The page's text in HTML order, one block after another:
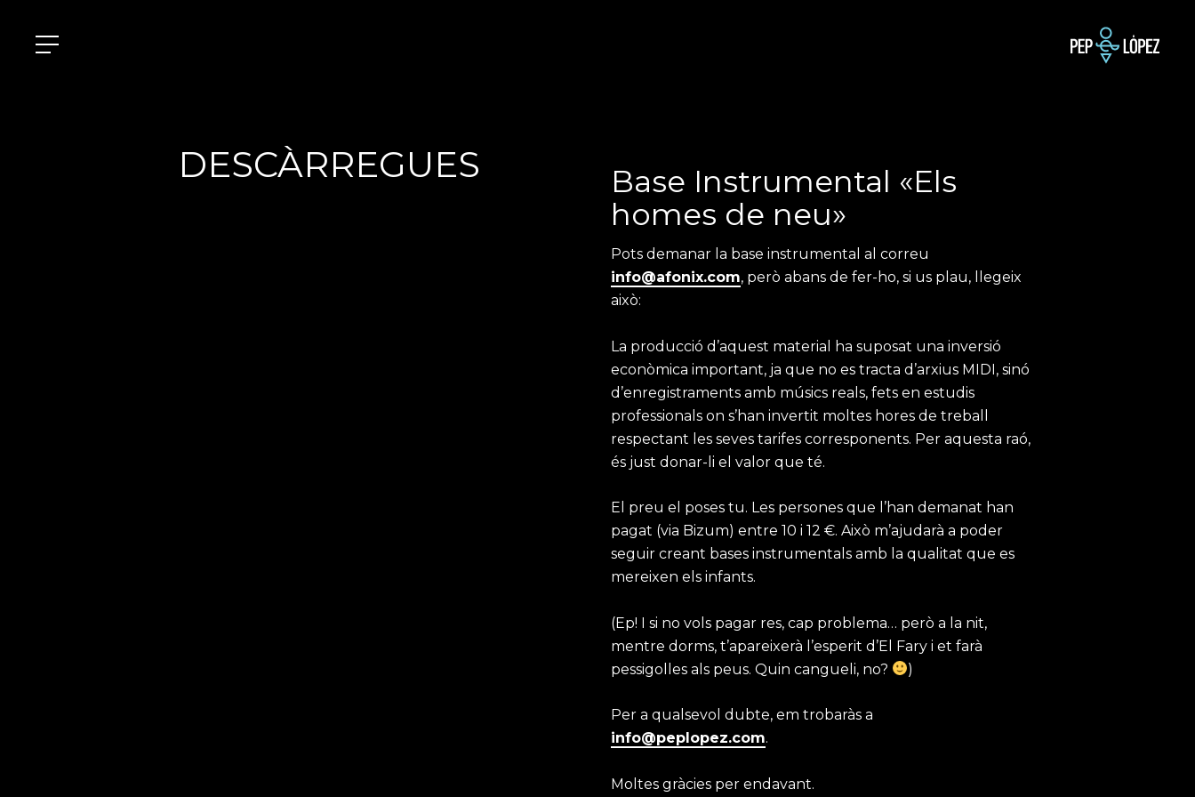
DESCÀRREGUES
Base Instrumental «Els
homes de neu»
Pots demanar la base instrumental al correu
info@afonix.com, però abans de fer-ho, si us plau, llegeix
això:
La producció d’aquest material ha suposat una inversió
econòmica important, ja que no es tracta d’arxius MIDI, sinó
d’enregistraments amb músics reals, fets en estudis
professionals on s’han invertit moltes hores de treball
respectant les seves tarifes corresponents. Per aquesta raó,
és just donar-li el valor que té.
El preu el poses tu. Les persones que l’han demanat han
pagat (via Bizum) entre 10 i 12 €. Això m’ajudarà a poder
seguir creant bases instrumentals amb la qualitat que es
mereixen els infants.
(Ep! I si no vols pagar res, cap problema… però a la nit,
mentre dorms, t’apareixerà l’esperit d’El Fary i et farà
pessigolles als peus. Quin cangueli, no?
)
Per a qualsevol dubte, em trobaràs a
info@peplopez.com.
Moltes gràcies per endavant.